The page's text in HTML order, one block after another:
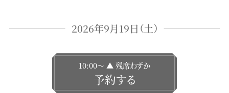
2026年9月19日（土）
10:00〜 ▲ 残席わずか
予約する